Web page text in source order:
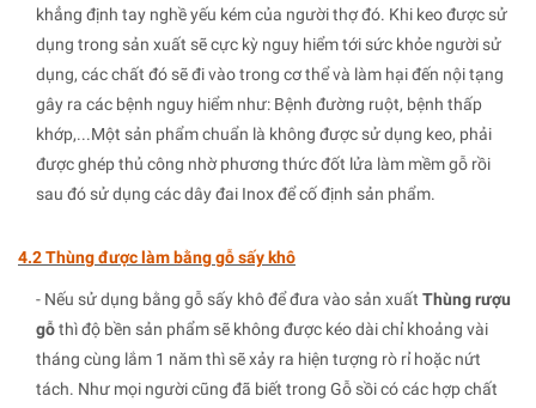
khẳng định tay nghề yếu kém của người thợ đó. Khi keo được sử
dụng trong sản xuất sẽ cực kỳ nguy hiểm tới sức khỏe người sử
dụng, các chất đó sẽ đi vào trong cơ thể và làm hại đến nội tạng
gây ra các bệnh nguy hiểm như: Bệnh đường ruột, bệnh thấp
khớp,...Một sản phẩm chuẩn là không được sử dụng keo, phải
được ghép thủ công nhờ phương thức đốt lửa làm mềm gỗ rồi
sau đó sử dụng các dây đai Inox để cố định sản phẩm.
4.2 Thùng được làm bằng gỗ sấy khô
- Nếu sử dụng bằng gỗ sấy khô để đưa vào sản xuất Thùng rượu
gỗthì độ bền sản phẩm sẽ không được kéo dài chỉ khoảng vài
tháng cùng lắm 1 năm thì sẽ xảy ra hiện tượng rò rỉ hoặc nứt
tách. Như mọi người cũng đã biết trong Gỗ sồi có các hợp chất